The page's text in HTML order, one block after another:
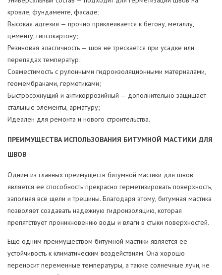
кровле, фундаменте, фасаде;
Высокая адгезия — прочно приклеивается к бетону, металлу,
цементу, гипсокартону;
Резиновая эластичность — шов не трескается при усадке или
перепадах температур;
Совместимость с рулонными гидроизоляционными материалами,
геомембранами, герметиками;
Быстросохнущий и антикоррозийный — дополнительно защищает
стальные элементы, арматуру;
Идеален для ремонта и нового строительства.
ПРЕИМУЩЕСТВА ИСПОЛЬЗОВАНИЯ БИТУМНОЙ МАСТИКИ ДЛЯ
ШВОВ
Одним из главных преимуществ битумной мастики для швов
является ее способность прекрасно герметизировать поверхность,
заполняя все щели и трещины. Благодаря этому, битумная мастика
позволяет создавать надежную гидроизоляцию, которая
препятствует проникновению воды и влаги в стыки поверхностей.
Еще одним преимуществом битумной мастики является ее
устойчивость к климатическим воздействиям. Она хорошо
переносит переменные температуры, а также солнечные лучи, не